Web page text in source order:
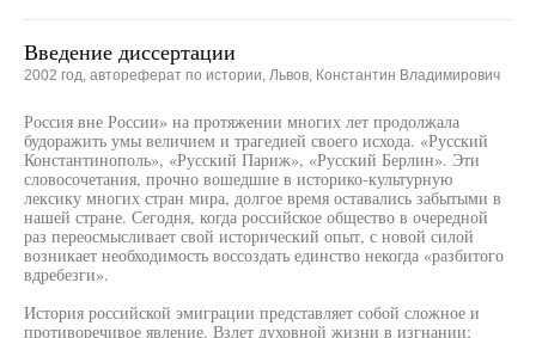
Введение диссертации
2002 год, автореферат по истории, Львов, Константин Владимирович
Россия вне России» на протяжении многих лет продолжала
будоражить умы величием и трагедией своего исхода. «Русский
Константинополь», «Русский Париж», «Русский Берлин». Эти
словосочетания, прочно вошедшие в историко-культурную
лексику многих стран мира, долгое время оставались забытыми в
нашей стране. Сегодня, когда российское общество в очередной
раз переосмысливает свой исторический опыт, с новой силой
возникает необходимость воссоздать единство некогда «разбитого
вдребезги».
История российской эмиграции представляет собой сложное и
противоречивое явление. Взлет духовной жизни в изгнании;